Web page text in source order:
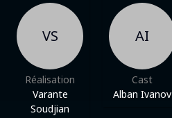
VS
Réalisation
Varante
Soudjian
AI
Cast
Alban Ivanov